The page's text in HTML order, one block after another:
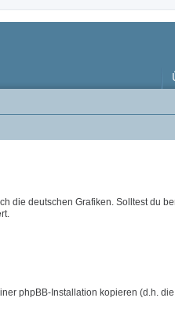
die deutschen Grafiken. Solltest du
phpBB-Installation kopieren (d.h.